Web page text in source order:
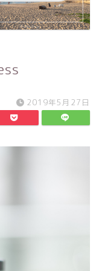
2019年5月27日